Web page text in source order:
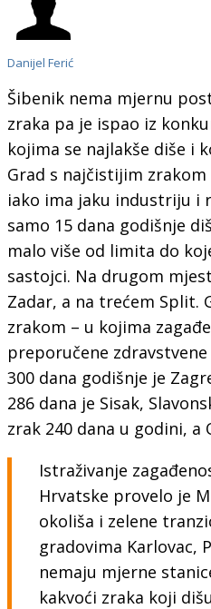
Danijel Ferić
Šibenik nema mjernu
zraka pa je ispao iz
kojima se najlakše diše i
Grad s najčistijim
iako ima jaku industriju i
samo 15 dana godišnje
malo više od limita do
sastojci. Na drugom
Zadar, a na trećem Split.
zrakom – u kojima
preporučene
300 dana godišnje je
286 dana je Sisak,
zrak 240 dana u godini, a
Istraživanje
Hrvatske provelo je
okoliša i zelene
gradovima Karlovac,
nemaju mjerne
kakvoći zraka koji